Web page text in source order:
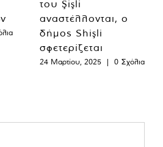
του Şişli
αναστέλλονται, ο
δήμος Shişli
σφετερίζεται
24 Μαρτίου, 2025 | 0 Σχόλια